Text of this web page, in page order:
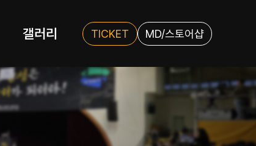
갤러리 TICKET MD/스토어샵